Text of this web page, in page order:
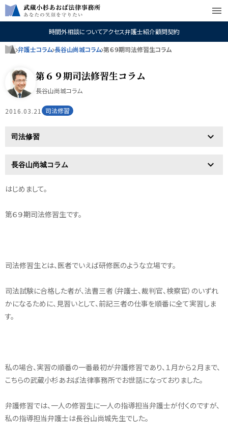
menu
時間外相談についてアクセス弁護士紹介顧問契約
弁護士コラム 長谷山尚城コラム 第６９期司法修習生コラム
第６９期司法修習生コラム
長谷山尚城コラム
2016.03.21 司法修習
はじめまして。
第６９期司法修習生です。
司法修習生とは、医者でいえば研修医のような立場です。
司法試験に合格した者が、法曹三者（弁護士、裁判官、検察官）のいずれ
かになるために、見習いとして、前記三者の仕事を順番に全て実習しま
す。
私の場合、実習の順番の一番最初が弁護修習であり、１月から２月まで、
こちらの武蔵小杉あおば法律事務所でお世話になっておりました。
弁護修習では、一人の修習生に一人の指導担当弁護士が付くのですが、
私の指導担当弁護士は長谷山尚城先生でした。